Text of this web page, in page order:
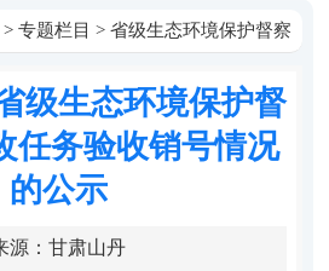
专题栏目 > 省级生态环境保护督察
级生态环境保护督
任务验收销号情况
的公示
源：甘肃山丹